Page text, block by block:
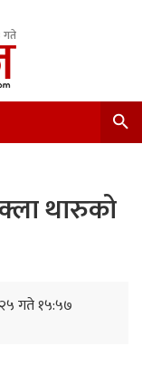
गते
थारुको
गते १५:५७